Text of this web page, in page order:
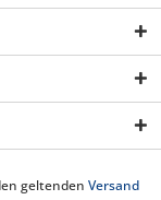
geltenden Versand